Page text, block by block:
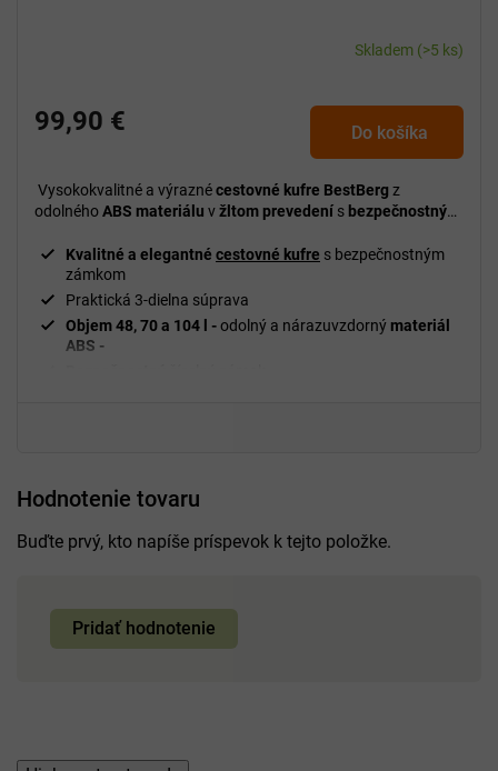
Skladem (>5 ks)
99,90 € Do košíka
Vysokokvalitné a výraznécestovné kufre BestBerg z
odolnéhoABS materiálu vžltom prevedení s bezpečnostným
ideálna nakrátke aj dlhé cesty.
Kvalitné a elegantné cestovné kufre s bezpečnostným
zámkom
Praktická 3-dielna súprava
Objem 48, 70 a 104 l -odolný a nárazuvzdorný materiál
ABS -
Hodnotenie tovaru
Buďte prvý, kto napíše príspevok k tejto položke.
Pridať hodnotenie